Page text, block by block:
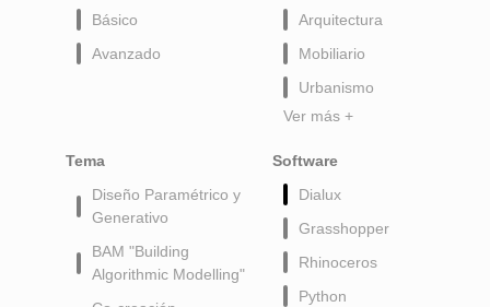
Básico
Avanzado
Arquitectura
Mobiliario
Urbanismo
Ver más +
Tema
Diseño Paramétrico y
Generativo
BAM "Building
Algorithmic Modelling"
Software
Dialux
Grasshopper
Rhinoceros
Python